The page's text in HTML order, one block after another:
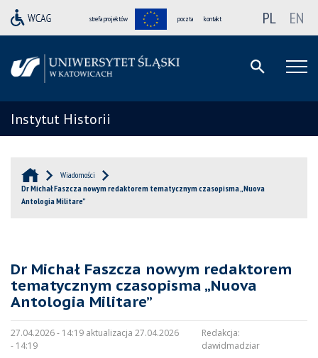
strefa projektów poczta kontakt PL EN
Instytut Historii
Wiadomości
Dr Michał Faszcza nowym redaktorem tematycznym czasopisma „Nuova
Antologia Militare”
Dr Michał Faszcza nowym redaktorem
tematycznym czasopisma „Nuova
Antologia Militare”
27.04.2026 - 14:19 aktualizacja 27.04.2026
- 14:19
Redakcja:
dawidmadziar